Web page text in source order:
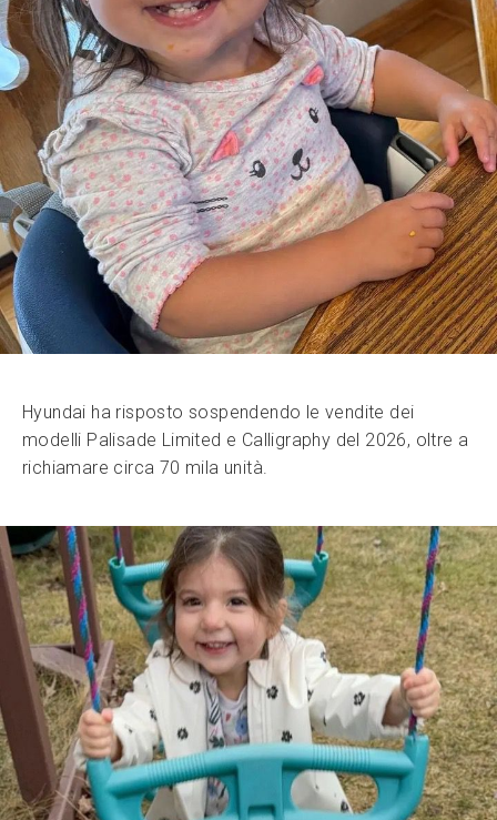
Hyundai ha risposto sospendendo le vendite dei
modelli Palisade Limited e Calligraphy del 2026, oltre a
richiamare circa 70 mila unità.